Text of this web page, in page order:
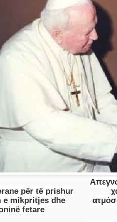
për të prishur
e mikpritjes dhe
fetare